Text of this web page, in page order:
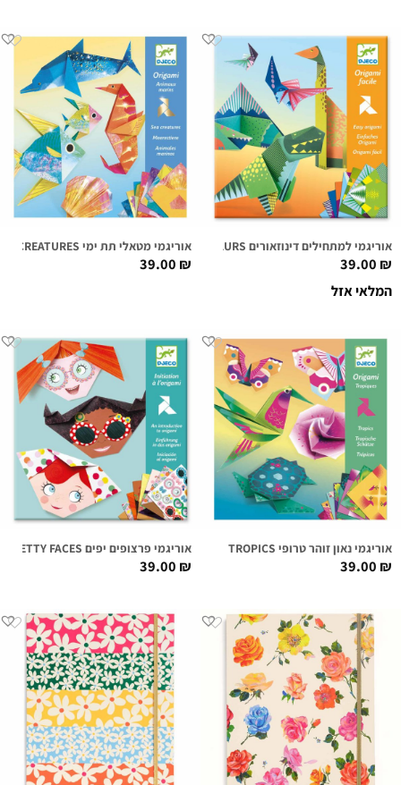
אוריגמי למתחילים דינוזאורים DINOSAURS
39.00₪
המלאי אזל
אוריגמי מטאלי תת ימי SEA CREATURES
39.00₪
אוריגמי נאון זוהר טרופי TROPICS
39.00₪
אוריגמי פרצופים יפים PRETTY FACES
39.00₪